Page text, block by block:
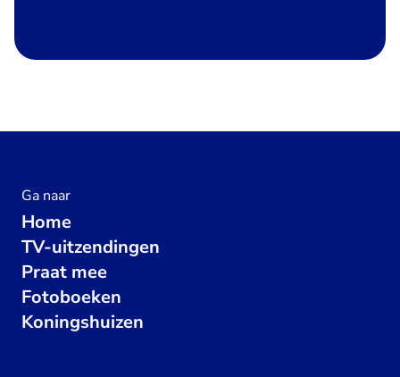
Ga naar
Home
TV-uitzendingen
Praat mee
Fotoboeken
Koningshuizen